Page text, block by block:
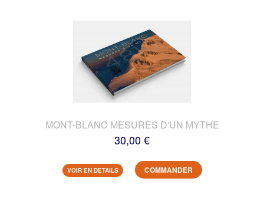
MONT-BLANC MESURES D'UN MYTHE
30,00 €
VOIR EN DETAILS COMMANDER